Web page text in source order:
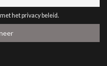
het privacy beleid.